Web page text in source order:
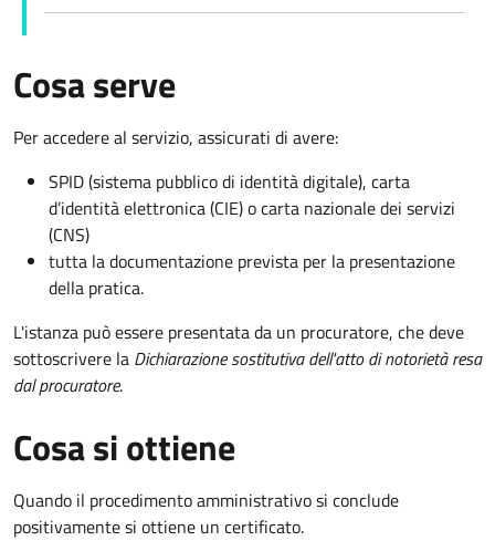
Cosa serve
Per accedere al servizio, assicurati di avere:
SPID (sistema pubblico di identità digitale), carta
d’identità elettronica (CIE) o carta nazionale dei servizi
(CNS)
tutta la documentazione prevista per la presentazione
della pratica.
L'istanza può essere presentata da un procuratore, che deve
sottoscrivere la Dichiarazione sostitutiva dell'atto di notorietà resa
dal procuratore.
Cosa si ottiene
Quando il procedimento amministrativo si conclude
positivamente si ottiene un certificato.